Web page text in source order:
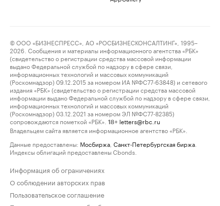
© ООО «БИЗНЕСПРЕСС», АО «РОСБИЗНЕСКОНСАЛТИНГ», 1995–
2026. Сообщения и материалы информационного агентства «РБК»
(свидетельство о регистрации средства массовой информации
выдано Федеральной службой по надзору в сфере связи,
информационных технологий и массовых коммуникаций
(Роскомнадзор) 09.12.2015 за номером ИА №ФС77-63848) и сетевого
издания «РБК» (свидетельство о регистрации средства массовой
информации выдано Федеральной службой по надзору в сфере связи,
информационных технологий и массовых коммуникаций
(Роскомнадзор) 03.12.2021 за номером ЭЛ №ФС77-82385)
сопровождаются пометкой «РБК».
18+ letters@rbc.ru
Владельцем сайта является информационное агентство «РБК».
Данные предоставлены: Мосбиржа Санкт-Петербургская биржа
Индексы облигаций предоставлены Cbonds.
Информация об ограничениях
О соблюдении авторских прав
Пользовательское соглашение